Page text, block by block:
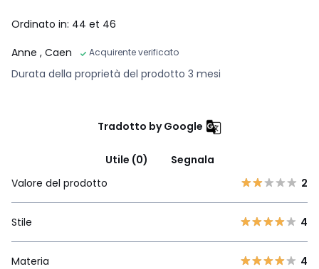
Ordinato in: 44 et 46
Anne , Caen Acquirente verificato
Durata della proprietà del prodotto 3 mesi
Tradotto by Google
Utile (0)
Segnala
Valore del prodotto
2
Stile 4
Materia 4